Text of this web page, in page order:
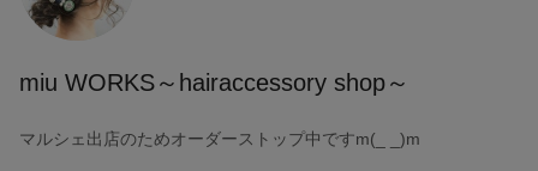
miu WORKS～hairaccessory shop～
マルシェ出店のためオーダーストップ中ですm(_ _)m